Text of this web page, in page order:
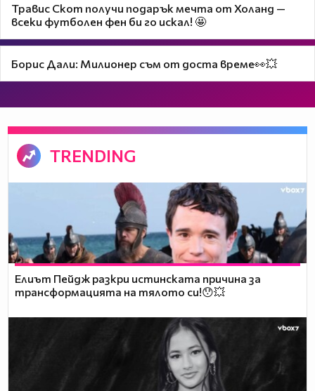
Травис Скот получи подарък мечта от Холанд —
всеки футболен фен би го искал! 🤩
Борис Дали: Милионер съм от доста време👀💥
TRENDING
Елиът Пейдж разкри истинската причина за
трансформацията на тялото си!😯💥